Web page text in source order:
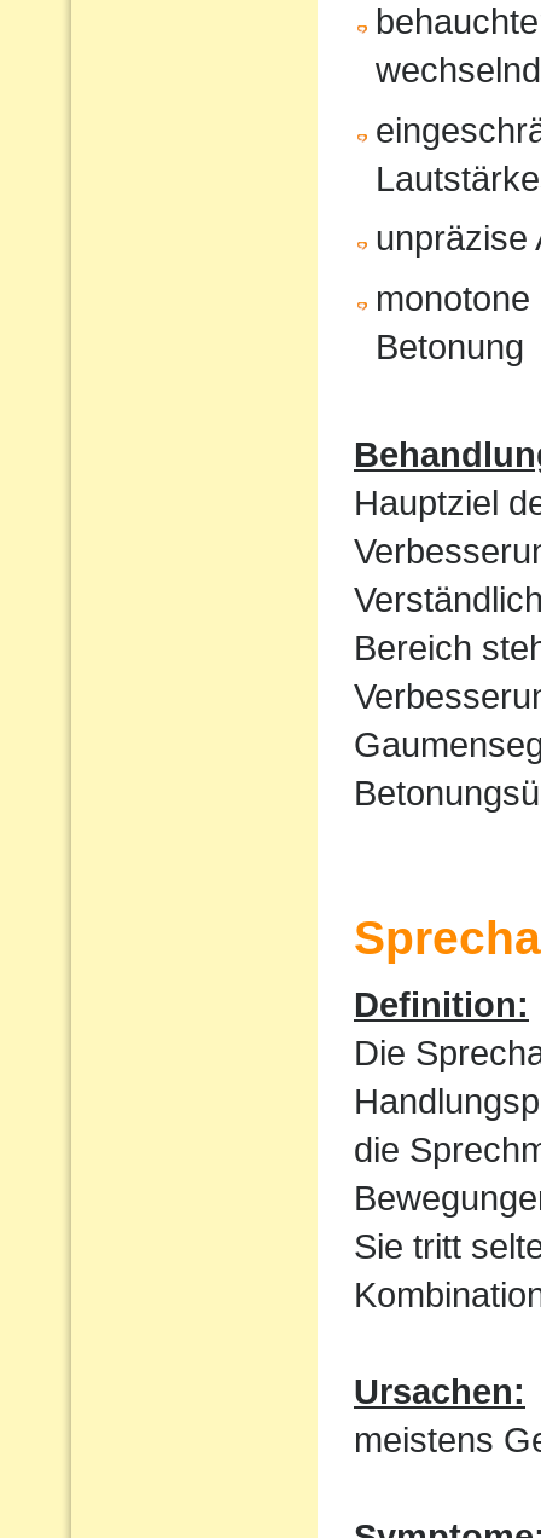
unpräzise
Betonung
Hauptziel
Bereich
Definition:
Die
die
Sie tritt
Ursachen:
meistens